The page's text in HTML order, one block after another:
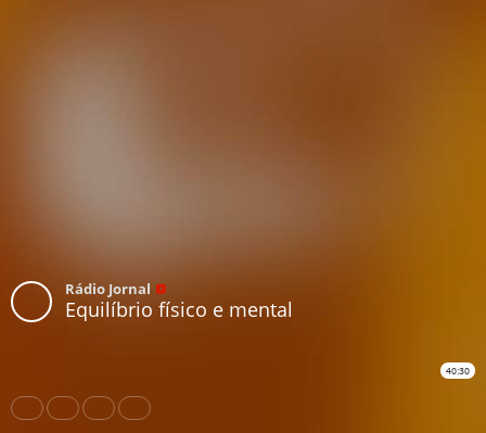
Rádio Jornal
Equilíbrio físico e mental
40:30
Share Like